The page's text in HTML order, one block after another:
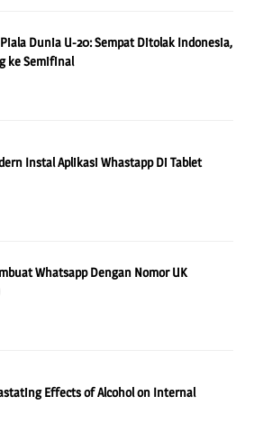
Dunia U-20: Sempat Ditolak Indonesia,
ke Semifinal
Instal Aplikasi Whastapp Di Tablet
Whatsapp Dengan Nomor UK
Effects of Alcohol on Internal